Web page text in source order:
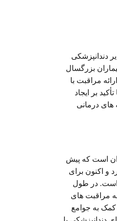
دندانپزشکی
بزرگسال
مراقبت با
بر ایجاد
های درمانی
است که پیش
و اکنون برای
است. در طول
مراقبت های
کمک به جوامع